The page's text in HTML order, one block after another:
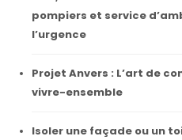
pompiers et service
l’urgence
Projet Anvers : L’art de
vivre-ensemble
Isoler une façade ou un